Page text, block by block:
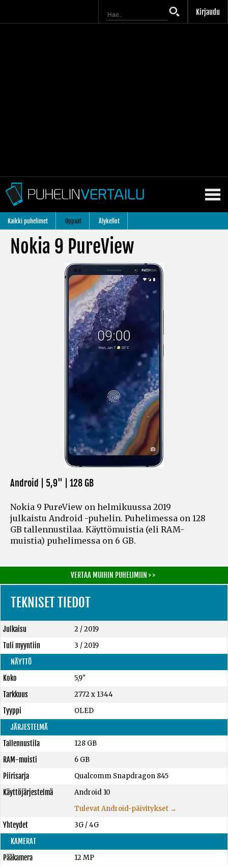
Kirjaudu
Kaikki puhelimet Oppaat Älykellot
Nokia 9 PureView
Android | 5,9" | 128 GB
Nokia 9 PureView on helmikuussa 2019
julkaistu Android -puhelin. Puhelimessa on 128
GB tallennustilaa. Käyttömuistia (eli RAM-
muistia) puhelimessa on 6 GB.
VERTAA MUIHIN PUHELIMIIN > >
TEKNISET TIEDOT
Julkaisu
2 / 2019
Tuli myyntiin
3 / 2019
NÄYTTÖ
Koko
5,9"
Tarkkuus
2772 x 1344
Tyyppi
OLED
JÄRJESTELMÄ
Tallennustila
128 GB
RAM-muisti
6 GB
Piirisarja
Qualcomm Snapdragon 845
Käyttöjärjestelmä
Android 10
Tulevat Android-päivitykset →
Yhteydet
3G / 4G
KAMERAT
Pääkamera
12 MP